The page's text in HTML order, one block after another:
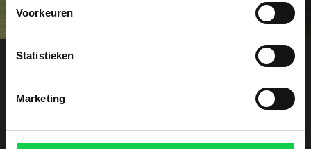
Voorkeuren
Statistieken
Marketing
Offerte aanvragen
Ontvang een vrijblijvende kostenindicatie. Laat
hieronder uw gegevens achter, wij nemen zo snel